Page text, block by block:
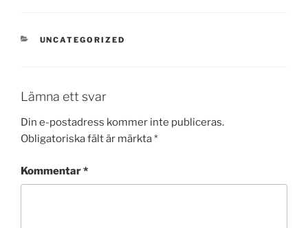
KATEGORIER
UNCATEGORIZED
Lämna ett svar
Din e-postadress kommer inte publiceras.
Obligatoriska fält är märkta*
Kommentar*